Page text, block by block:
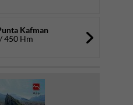
Kafman
450 Hm